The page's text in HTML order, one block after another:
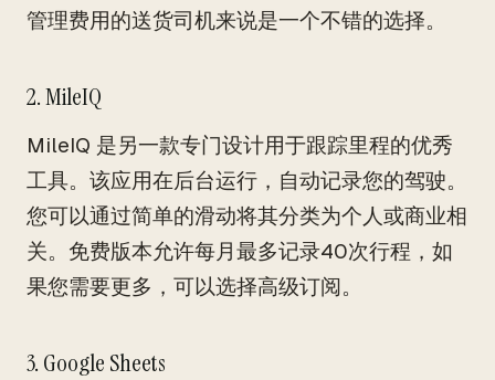
管理费用的送货司机来说是一个不错的选择。
2. MileIQ
MileIQ 是另一款专门设计用于跟踪里程的优秀
工具。该应用在后台运行，自动记录您的驾驶。
您可以通过简单的滑动将其分类为个人或商业相
关。免费版本允许每月最多记录40次行程，如
果您需要更多，可以选择高级订阅。
3. Google Sheets